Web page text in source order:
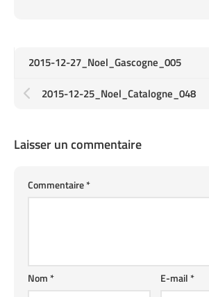
2015-12-27_Noel_Gascogne_005
2015-12-25_Noel_Catalogne_048
Laisser un commentaire
Commentaire*
E-mail*
Nom*